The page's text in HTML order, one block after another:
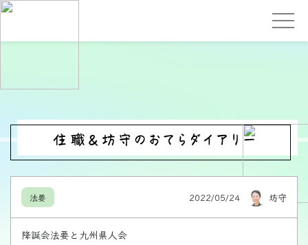
法要 2022/05/24 坊守
降誕会法要と九州県人会